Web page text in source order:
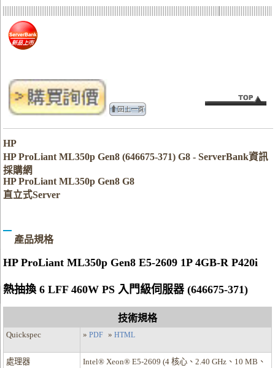
HP
HP ProLiant ML350p Gen8 (646675-371) G8 - ServerBank資訊
採購網
HP ProLiant ML350p Gen8 G8
直立式Server
產品規格
HP ProLiant ML350p Gen8 E5-2609 1P 4GB-R P420i
熱抽換 6 LFF 460W PS 入門級伺服器 (646675-371)
技術規格
Quickspec » PDF » HTML
處理器
Intel® Xeon® E5-2609 (4 核心、2.40 GHz、10 MB、